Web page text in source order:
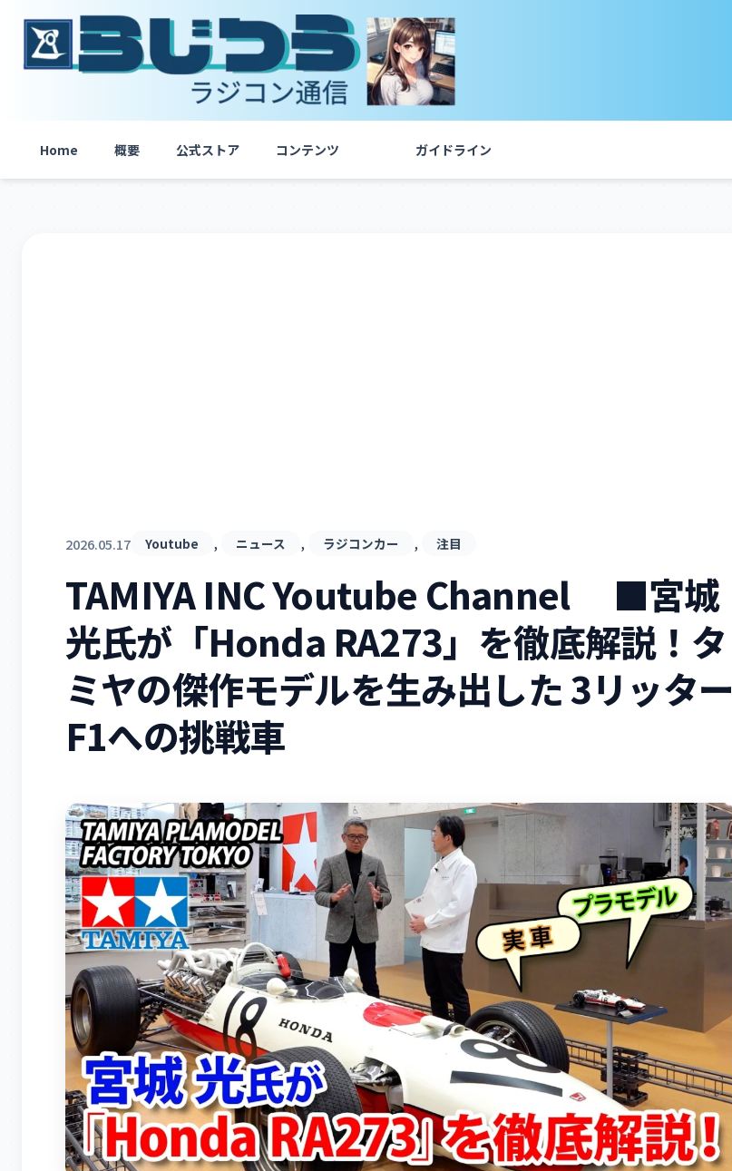
Home 概要 公式ストア コンテンツ ガイドライン
2026.05.17 Youtube , ニュース , ラジコンカー , 注目
TAMIYA INC Youtube Channel ■宮城
光氏が「Honda RA273」を徹底解説！タ
ミヤの傑作モデルを生み出した 3リッター
F1への挑戦車